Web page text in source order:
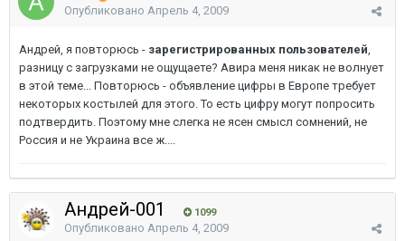
Опубликовано Апрель 4, 2009
Андрей, я повторюсь - зарегистрированных пользователей,
разницу с загрузками не ощущаете? Авира меня никак не волнует
в этой теме... Повторюсь - объявление цифры в Европе требует
некоторых костылей для этого. То есть цифру могут попросить
подтвердить. Поэтому мне слегка не ясен смысл сомнений, не
Россия и не Украина все ж....
Андрей-001 1099
Опубликовано Апрель 4, 2009